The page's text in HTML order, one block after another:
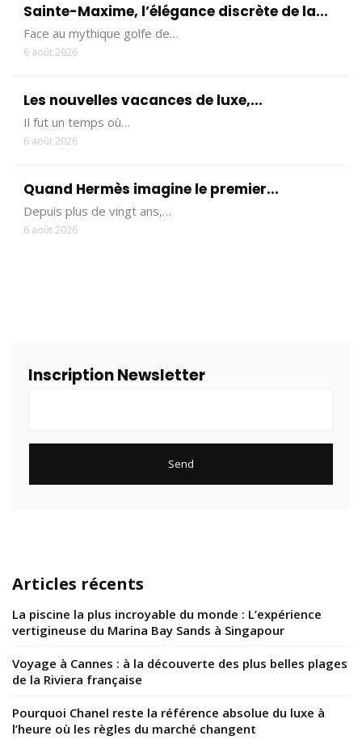
Sainte-Maxime, l’élégance discrète de la...
Face au mythique golfe de…
6 août 2026
Les nouvelles vacances de luxe,...
Il fut un temps où…
6 août 2026
Quand Hermès imagine le premier...
Depuis plus de vingt ans,…
6 août 2026
Inscription Newsletter
Articles récents
La piscine la plus incroyable du monde : L’expérience
vertigineuse du Marina Bay Sands à Singapour
Voyage à Cannes : à la découverte des plus belles plages
de la Riviera française
Pourquoi Chanel reste la référence absolue du luxe à
l’heure où les règles du marché changent